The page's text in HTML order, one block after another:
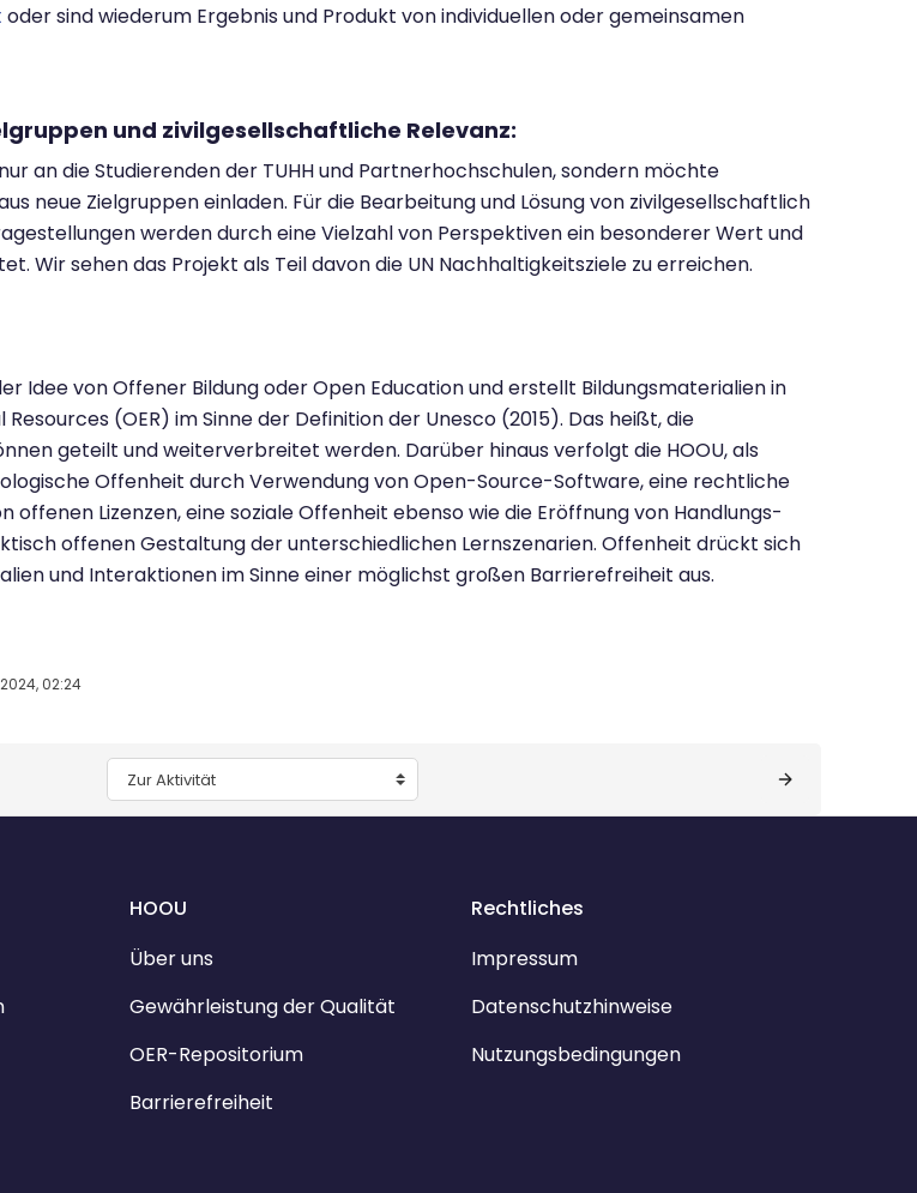
oder sind wiederum Ergebnis und Produkt von individuellen oder gemeinsamen
und zivilgesellschaftliche Relevanz:
an die Studierenden der TUHH und Partnerhochschulen, sondern möchte
neue Zielgruppen einladen. Für die Bearbeitung und Lösung von zivilgesellschaftlich
werden durch eine Vielzahl von Perspektiven ein besonderer Wert und
Wir sehen das Projekt als Teil davon die UN Nachhaltigkeitsziele zu erreichen.
Idee von Offener Bildung oder Open Education und erstellt Bildungsmaterialien in
(OER) im Sinne der Definition der Unesco (2015). Das heißt, die
geteilt und weiterverbreitet werden. Darüber hinaus verfolgt die HOOU, als
Offenheit durch Verwendung von Open-Source-Software, eine rechtliche
offenen Lizenzen, eine soziale Offenheit ebenso wie die Eröffnung von Handlungs-
offenen Gestaltung der unterschiedlichen Lernszenarien. Offenheit drückt sich
und Interaktionen im Sinne einer möglichst großen Barrierefreiheit aus.
02:24
Zur Aktivität
HOOU
Über uns
Gewährleistung der Qualität
OER-Repositorium
Barrierefreiheit
Rechtliches
Impressum
Datenschutzhinweise
Nutzungsbedingungen